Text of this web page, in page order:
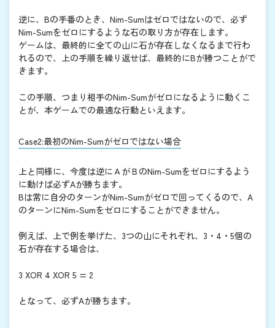
逆に、Bの手番のとき、Nim-Sumはゼロではないので、必ず
Nim-Sumをゼロにするような石の取り方が存在します。
ゲームは、最終的に全ての山に石が存在しなくなるまで行わ
れるので、上の手順を繰り返せば、最終的にBが勝つことがで
きます。
この手順、つまり相手のNim-Sumがゼロになるように動くこ
とが、本ゲームでの最適な行動といえます。
Case2:最初のNim-Sumがゼロではない場合
上と同様に、今度は逆にＡがＢのNim-Sumをゼロにするよう
に動けば必ずAが勝ちます。
Bは常に自分のターンがNim-Sumがゼロで回ってくるので、A
のターンにNim-Sumをゼロにすることができません。
例えば、上で例を挙げた、3つの山にそれぞれ、3・4・5個の
石が存在する場合は、
3 XOR 4 XOR 5 = 2
となって、必ずAが勝ちます。